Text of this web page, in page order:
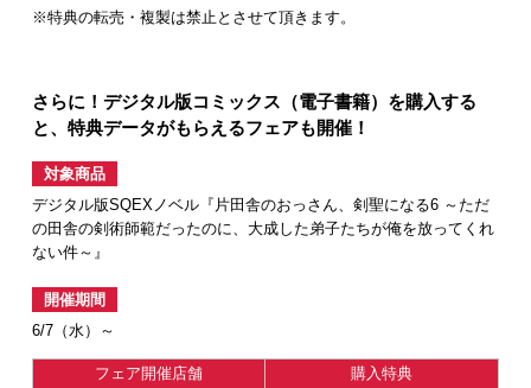
※特典の転売・複製は禁止とさせて頂きます。
さらに！デジタル版コミックス（電子書籍）を購入する
と、特典データがもらえるフェアも開催！
対象商品
デジタル版SQEXノベル『片田舎のおっさん、剣聖になる6 ～ただ
の田舎の剣術師範だったのに、大成した弟子たちが俺を放ってくれ
ない件～』
開催期間
6/7（水）～
フェア開催店舗 購入特典